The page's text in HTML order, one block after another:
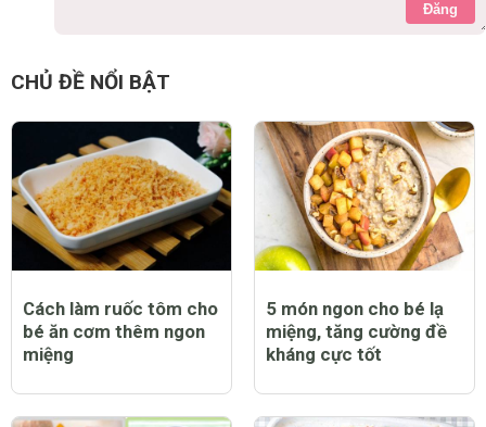
Đăng
CHỦ ĐỀ NỔI BẬT
Cách làm ruốc tôm cho
bé ăn cơm thêm ngon
miệng
5 món ngon cho bé lạ
miệng, tăng cường đề
kháng cực tốt